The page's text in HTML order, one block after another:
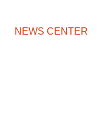
NEWS CENTER